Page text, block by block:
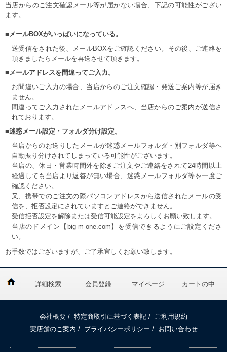
当店からのご注文確認メール等が届かない場合、下記の可能性がござい
ます。
■メールBOXがいっぱいになっている。
送受信をされた後、メールBOXをご確認ください。その後、ご連絡を
頂きましたらメールを再送させて頂きます。
■メールアドレスを間違ってご入力。
お間違いご入力の場合、当店からのご注文確認・発送ご案内等が届き
ません。
間違ってご入力されたメールアドレスへ、当店からのご案内が送信さ
れております。
■迷惑メール設定・フォルダ分け設定。
当店からのお送りしたメールが迷惑メールフォルダ・別フォルダ等へ
自動振り分けされてしまっている可能性がございます。
当店の、休日・営業時間外を除きご注文やご連絡をされて24時間以上
経過しても当店より返答が無い場合、迷惑メールフォルダ等を一度ご
確認ください。
又、携帯でのご注文の際パソコンアドレスから送信されたメールの受
信を、拒否設定にされていますとご連絡ができません。
受信拒否設定を解除または受信可能設定をよろしくお願い致します。
当店のドメイン【big-m-one.com】を受信できるようにご設定くださ
い。
お手数ではございますが、ご了承宜しくお願い致します。
詳細検索 会員登録 マイページ カートの中
会社概要 / 特定商取引に基づく表記 /
ご利用規約
実店舗のご案内 / プライバシーポリシー / お問い合わせ